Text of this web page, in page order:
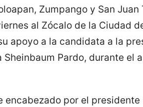
Zumpango y San Juan
al Zócalo de la Ciudad
apoyo a la candidata a la
Sheinbaum Pardo, durante el
encabezado por el